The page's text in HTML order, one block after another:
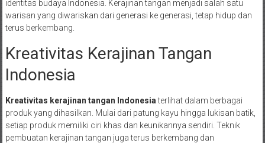
identitas budaya Indonesia. Kerajinan tangan menjadi salah satu
warisan yang diwariskan dari generasi ke generasi, tetap hidup dan
terus berkembang.
Kreativitas Kerajinan Tangan
Indonesia
Kreativitas kerajinan tangan Indonesiaterlihat dalam berbagai
produk yang dihasilkan. Mulai dari patung kayu hingga lukisan batik,
setiap produk memiliki ciri khas dan keunikannya sendiri. Teknik
pembuatan kerajinan tangan juga terus berkembang dan